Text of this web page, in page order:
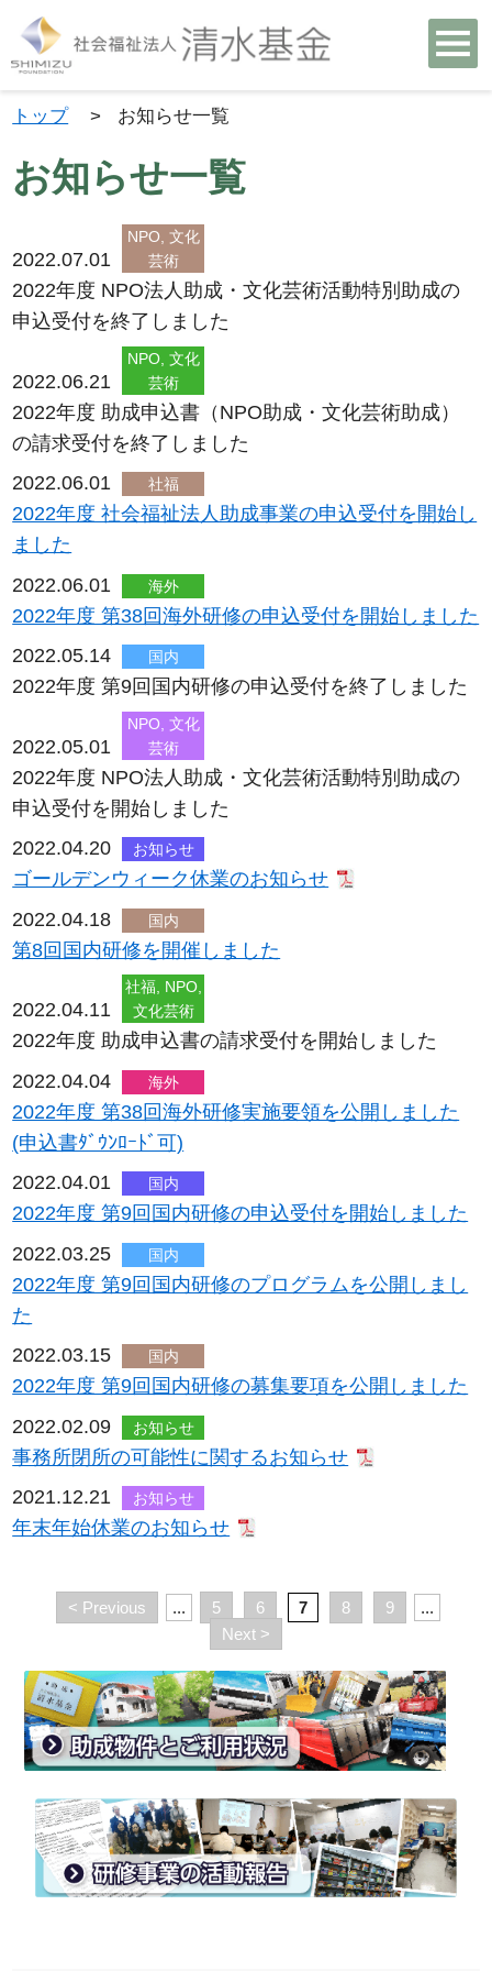
トップ > お知らせ一覧
お知らせ一覧
2022.07.01
NPO, 文化
芸術
2022年度 NPO法人助成・文化芸術活動特別助成の
申込受付を終了しました
2022.06.21
NPO, 文化
芸術
2022年度 助成申込書（NPO助成・文化芸術助成）
の請求受付を終了しました
2022.06.01
社福
2022年度 社会福祉法人助成事業の申込受付を開始し
ました
2022.06.01
海外
2022年度 第38回海外研修の申込受付を開始しました
2022.05.14
国内
2022年度 第9回国内研修の申込受付を終了しました
2022.05.01
NPO, 文化
芸術
2022年度 NPO法人助成・文化芸術活動特別助成の
申込受付を開始しました
2022.04.20
お知らせ
ゴールデンウィーク休業のお知らせ
2022.04.18
国内
第8回国内研修を開催しました
2022.04.11
社福, NPO,
文化芸術
2022年度 助成申込書の請求受付を開始しました
2022.04.04
海外
2022年度 第38回海外研修実施要領を公開しました
(申込書ﾀﾞｳﾝﾛｰﾄﾞ可)
2022.04.01
国内
2022年度 第9回国内研修の申込受付を開始しました
2022.03.25
国内
2022年度 第9回国内研修のプログラムを公開しまし
た
2022.03.15
国内
2022年度 第9回国内研修の募集要項を公開しました
2022.02.09
お知らせ
事務所閉所の可能性に関するお知らせ
2021.12.21
お知らせ
年末年始休業のお知らせ
< Previous ... 5 6 7 8 9
...
Next >